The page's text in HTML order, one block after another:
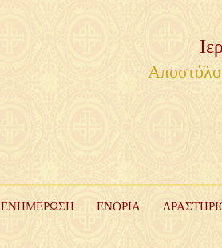
ΕΝΗΜΕΡΩΣΗ ΕΝΟΡΙΑ